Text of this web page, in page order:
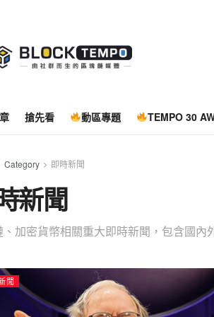
搶先看 動區專題 TEMPO 30
Category 即時新聞
新聞
、加密貨幣相關重大即時新聞，包含國內
聞